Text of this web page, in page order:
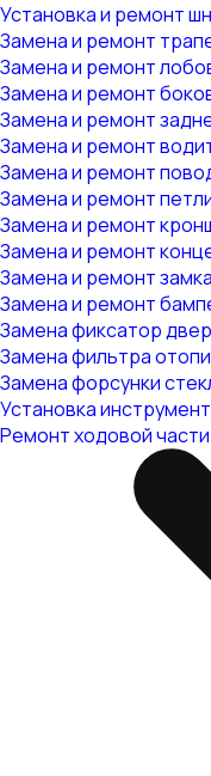
Установка и ремонт
Замена и ремонт
Замена и ремонт
Замена и ремонт
Замена и ремонт
Замена и ремонт
Замена и ремонт
Замена и ремонт
Замена и ремонт
Замена и ремонт
Замена и ремонт
Замена и ремонт
Замена фиксатор
Замена фильтра
Замена форсунки
Установка
Ремонт ходовой части